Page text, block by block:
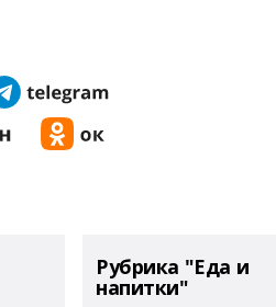
Рубрика "Еда и
напитки"